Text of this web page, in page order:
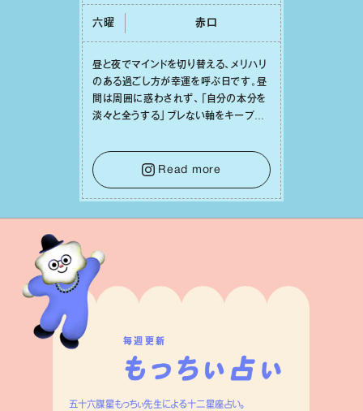
六曜 ⾚⼝
昼と夜でマインドを切り替える、メリハリ
のある過ごし⽅が幸運を呼ぶ⽇です。昼
間は周囲に惑わされず、「⾃分の本分を
淡々と全うする」ブレない軸をキープし
⾔葉に流されないよう、⼼にしっかりブ
レーキをかけること。この意識の切り替
えが、あなたに確かな安⼼感をもたらす
はずです。
Read more
毎週更新
五十六謀星もっちぃ先生による十二星座占い。